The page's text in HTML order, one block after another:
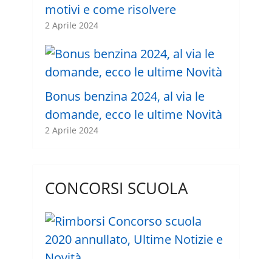
motivi e come risolvere
2 Aprile 2024
Bonus benzina 2024, al via le
domande, ecco le ultime Novità
2 Aprile 2024
CONCORSI SCUOLA